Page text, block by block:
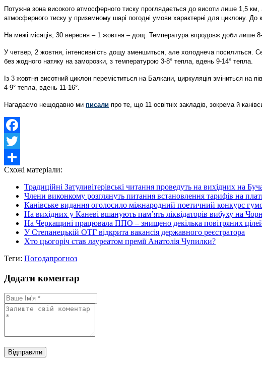
Потужна зона високого атмосферного тиску проглядається до висоти лише 1,5
атмосферного тиску у приземному шарі погодні умови характерні для циклону.
На межі місяців, 30 вересня – 1 жовтня – дощ. Температура впродовж доби лише
У четвер, 2 жовтня, інтенсивність дощу зменшиться, але холоднеча посилиться.
без жодного натяку на заморозки, з температурою 3-8° тепла, вдень 9-14° тепла.
Із 3 жовтня висотний циклон переміститься на Балкани, циркуляція зміниться на
4-9° тепла, вдень 11-16°.
Нагадаємо нещодавно ми писали про те, що 11 освітніх закладів, зокрема й
Facebook
Twitter
Share
Схожі матеріали:
Традиційні Затуливітерівські читання проведуть на вихідних на
Члени виконкому розглянуть питання встановлення тарифів на
Канівське видання оголосило міжнародний поетичний конкурс
На вихідних у Каневі вшанують пам’ять ліквідаторів вибуху на
На Черкащині працювала ППО – знищено декілька повітряних
У Степанецькій ОТГ відкрита вакансія державного реєстратора
Хто цьогоріч став лауреатом премії Анатолія Чупилки?
Теги: Погодапрогноз
Додати коментар